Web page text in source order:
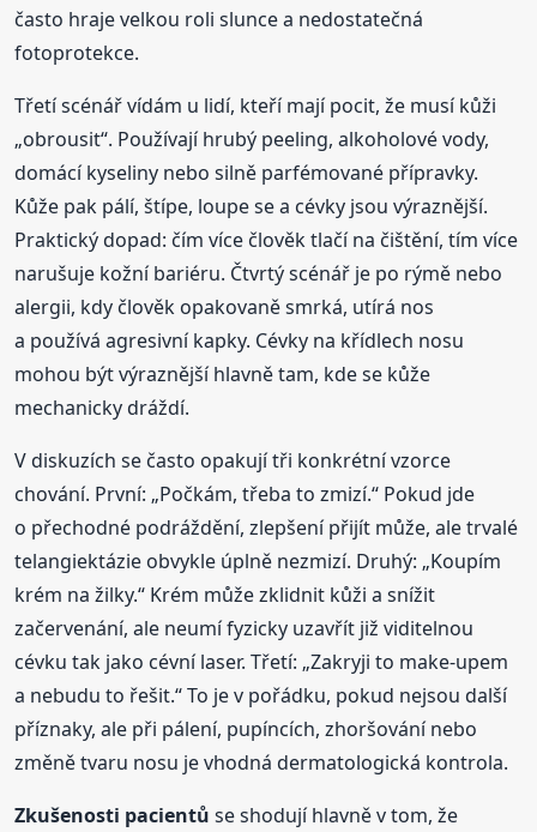
často hraje velkou roli slunce a nedostatečná
fotoprotekce.
Třetí scénář vídám u lidí, kteří mají pocit, že musí kůži
„obrousit“. Používají hrubý peeling, alkoholové vody,
domácí kyseliny nebo silně parfémované přípravky.
Kůže pak pálí, štípe, loupe se a cévky jsou výraznější.
Praktický dopad: čím více člověk tlačí na čištění, tím více
narušuje kožní bariéru. Čtvrtý scénář je po rýmě nebo
alergii, kdy člověk opakovaně smrká, utírá nos
a používá agresivní kapky. Cévky na křídlech nosu
mohou být výraznější hlavně tam, kde se kůže
mechanicky dráždí.
V diskuzích se často opakují tři konkrétní vzorce
chování. První: „Počkám, třeba to zmizí.“ Pokud jde
o přechodné podráždění, zlepšení přijít může, ale trvalé
telangiektázie obvykle úplně nezmizí. Druhý: „Koupím
krém na žilky.“ Krém může zklidnit kůži a snížit
začervenání, ale neumí fyzicky uzavřít již viditelnou
cévku tak jako cévní laser. Třetí: „Zakryji to make-upem
a nebudu to řešit.“ To je v pořádku, pokud nejsou další
příznaky, ale při pálení, pupíncích, zhoršování nebo
změně tvaru nosu je vhodná dermatologická kontrola.
Zkušenosti pacientů se shodují hlavně v tom, že